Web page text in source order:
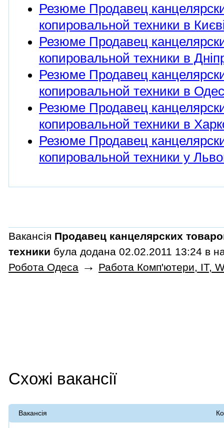
Резюме Продавец
копировальной техники в
Резюме Продавец
копировальной техники в
Резюме Продавец
копировальной техники в
Резюме Продавец
копировальной техники в
Резюме Продавец
копировальной техники у
Вакансія Продавец канцелярских
техники була додана 02.02.2011 13:24 в
Робота Одеса → Работа Комп'ютери, IT,
Схожі вакансії
Вакансія